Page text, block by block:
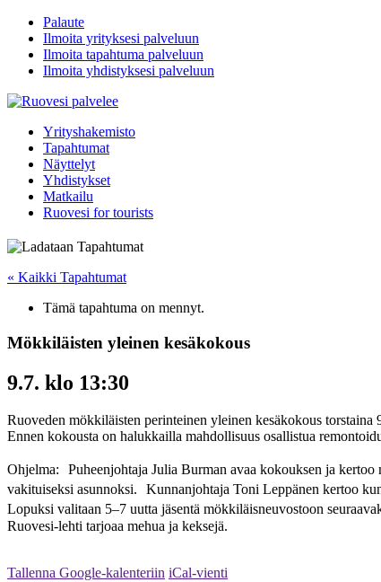
Palaute
Ilmoita yrityksesi palveluun
Ilmoita tapahtuma palveluun
Ilmoita yhdistyksesi palveluun
Yrityshakemisto
Tapahtumat
Näyttelyt
Yhdistykset
Matkailu
Ruovesi for tourists
« Kaikki Tapahtumat
Tämä tapahtuma on mennyt.
Mökkiläisten yleinen kesäkokous
9.7. klo 13:30
Ruoveden mökkiläisten perinteinen yleinen kesäkokous
Ennen kokousta on halukkailla mahdollisuus osallistua
Ohjelma: Puheenjohtaja Julia Burman avaa kokouksen ja
vakituiseksi asunnoksi. Kunnanjohtaja Toni Leppänen kertoo
Lopuksi valitaan 5–7 uutta jäsentä mökkiläisneuvostoon
Ruovesi-lehti tarjoaa mehua ja keksejä.
Tallenna Google-kalenteriin iCal-vienti